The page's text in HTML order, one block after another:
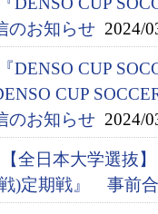
のお知らせ 2024/
DENSO CUP
CUP
のお知らせ 2024/
全日本大学選抜
)定期戦』 事前